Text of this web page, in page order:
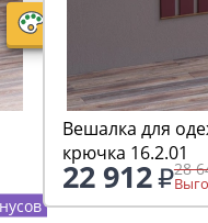
Вешалка для
крючка 16.2.01
22 912 28